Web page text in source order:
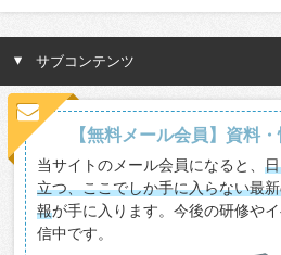
サブコンテンツ
【無料メール会員】資料
当サイトのメール会員になると、
立つ、ここでしか手に入らない最
報が手に入ります。今後の研修や
信中です。